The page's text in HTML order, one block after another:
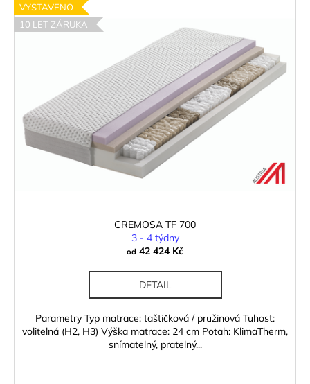
VYSTAVENO
10 LET ZÁRUKA
CREMOSA TF 700
3 - 4 týdny
od 42 424 Kč
DETAIL
Parametry Typ matrace: taštičková / pružinová Tuhost:
volitelná (H2, H3) Výška matrace: 24 cm Potah: KlimaTherm,
snímatelný, pratelný...